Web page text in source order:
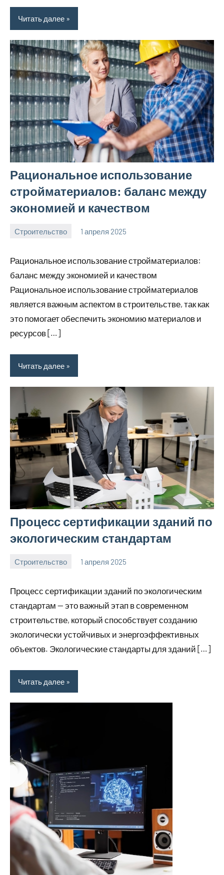
Читать далее
Рациональное использование
стройматериалов: баланс между
экономией и качеством
Строительство 1 апреля 2025
svargroup_ru
Рациональное использование стройматериалов:
баланс между экономией и качеством
Рациональное использование стройматериалов
является важным аспектом в строительстве, так как
это помогает обеспечить экономию материалов и
ресурсов […]
Читать далее
Процесс сертификации зданий по
экологическим стандартам
Строительство 1 апреля 2025
svargroup_ru
Процесс сертификации зданий по экологическим
стандартам — это важный этап в современном
строительстве, который способствует созданию
экологически устойчивых и энергоэффективных
объектов. Экологические стандарты для зданий […]
Читать далее